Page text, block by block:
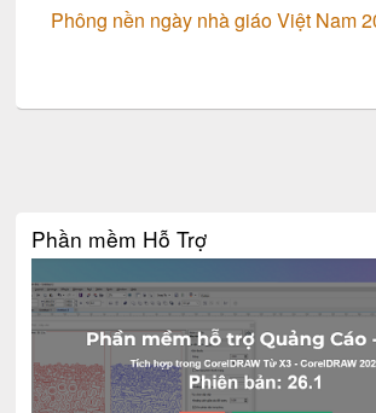
Phông nền ngày nhà giáo Việt Nam
Phần mềm Hỗ Trợ